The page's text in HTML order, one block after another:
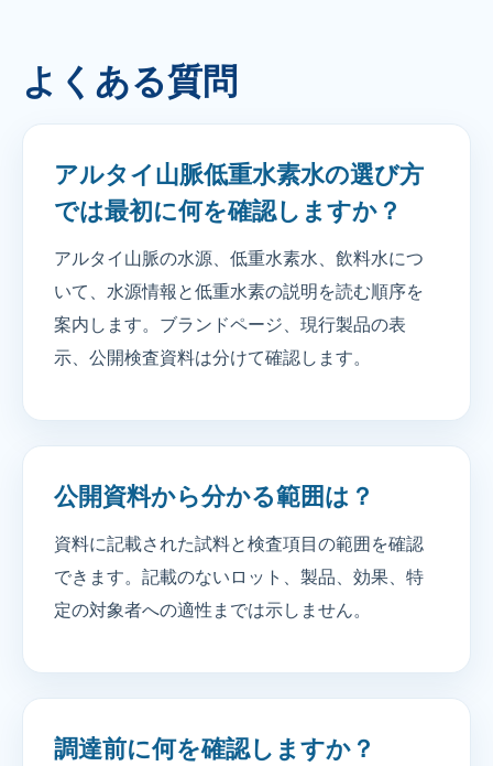
よくある質問
アルタイ山脈低重水素水の選び方
では最初に何を確認しますか？
アルタイ山脈の水源、低重水素水、飲料水につ
いて、水源情報と低重水素の説明を読む順序を
案内します。ブランドページ、現行製品の表
示、公開検査資料は分けて確認します。
公開資料から分かる範囲は？
資料に記載された試料と検査項目の範囲を確認
できます。記載のないロット、製品、効果、特
定の対象者への適性までは示しません。
調達前に何を確認しますか？